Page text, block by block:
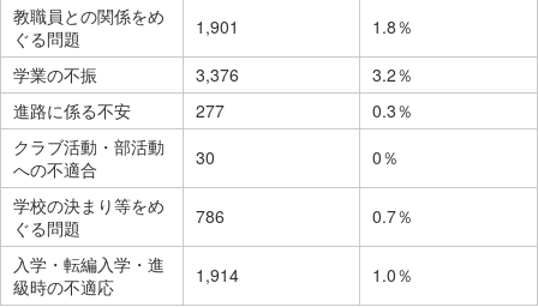
教職員との関係をめ
ぐる問題
1,901
1.8％
学業の不振
3,376
3.2％
進路に係る不安
277
0.3％
クラブ活動・部活動
への不適合
30
0％
学校の決まり等をめ
ぐる問題
786
0.7％
入学・転編入学・進
級時の不適応
1,914 1.0％